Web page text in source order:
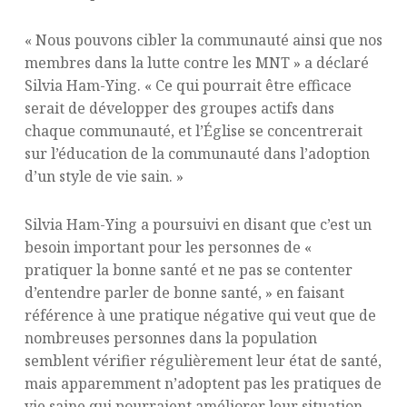
« Nous pouvons cibler la communauté ainsi que nos
membres dans la lutte contre les MNT » a déclaré
Silvia Ham-Ying. « Ce qui pourrait être efficace
serait de développer des groupes actifs dans
chaque communauté, et l’Église se concentrerait
sur l’éducation de la communauté dans l’adoption
d’un style de vie sain. »
Silvia Ham-Ying a poursuivi en disant que c’est un
besoin important pour les personnes de «
pratiquer la bonne santé et ne pas se contenter
d’entendre parler de bonne santé, » en faisant
référence à une pratique négative qui veut que de
nombreuses personnes dans la population
semblent vérifier régulièrement leur état de santé,
mais apparemment n’adoptent pas les pratiques de